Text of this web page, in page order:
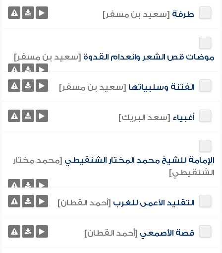
طرفة [سعيد بن مسفر]
موضات قص الشعر وانعدام القدوة [سعيد بن مسفر]
الفتنة وسلبياتها [سعيد بن مسفر]
أغبياء [سعد البريك]
الإمامة للشيخ محمد المختار الشنقيطي [محمد مختار
الشنقيطي]
التقليد الأعمى للغرب [أحمد القطان]
قصة الأصمعي [أحمد القطان]